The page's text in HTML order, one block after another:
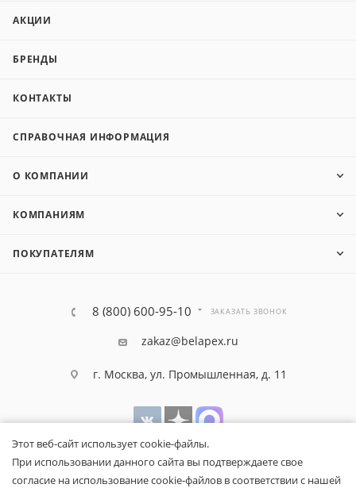
АКЦИИ
БРЕНДЫ
КОНТАКТЫ
СПРАВОЧНАЯ ИНФОРМАЦИЯ
О КОМПАНИИ
КОМПАНИЯМ
ПОКУПАТЕЛЯМ
8 (800) 600-95-10 ЗАКАЗАТЬ ЗВОНОК
zakaz@belapex.ru
г. Москва, ул. Промышленная, д. 11
Этот веб-сайт использует cookie-файлы.
При использовании данного сайта вы подтверждаете свое
согласие на использование cookie-файлов в соответствии с нашей